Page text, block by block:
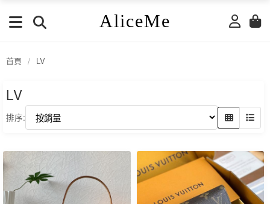
AliceMe
首頁 / LV
LV
排序: